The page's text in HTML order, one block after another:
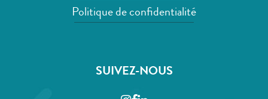
Politique de confidentialité
SUIVEZ-NOUS